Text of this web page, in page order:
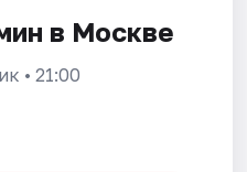
в Москве
• 21:00